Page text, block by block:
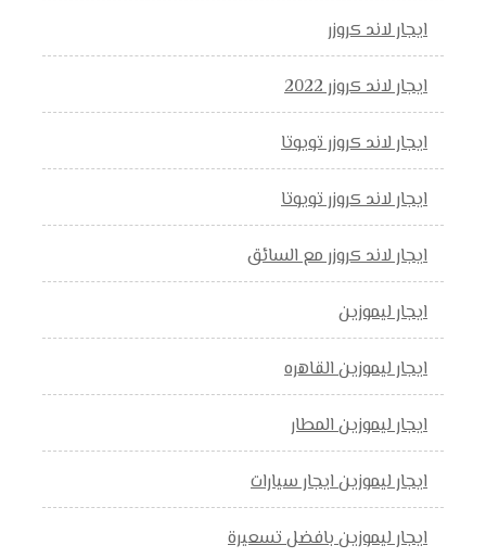
ايجار لاند كروزر
ايجار لاند كروزر 2022
ايجار لاند كروزر تويوتا
ايجار لاند كروزر تويوتا
ايجار لاند كروزر مع السائق
ايجار ليموزين
ايجار ليموزين القاهره
ايجار ليموزين المطار
ايجار ليموزين ايجار سيارات
ايجار ليموزين بافضل تسعيرة